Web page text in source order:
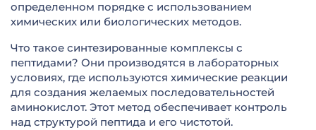
определенном порядке с использованием
химических или биологических методов.
Что такое синтезированные комплексы с
пептидами? Они производятся в лабораторных
условиях, где используются химические реакции
для создания желаемых последовательностей
аминокислот. Этот метод обеспечивает контроль
над структурой пептида и его чистотой.